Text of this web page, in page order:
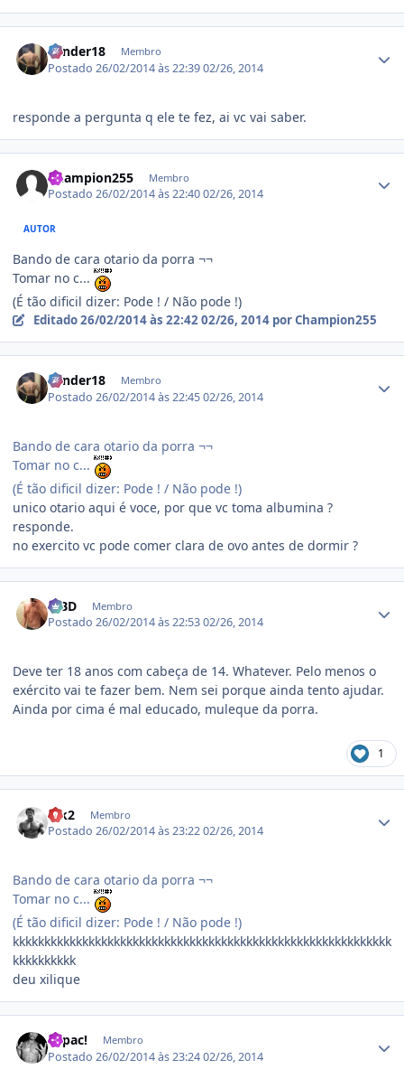
Lander18 Membro
Postado26/02/2014 às 22:3902/26, 2014
responde a pergunta q ele te fez, ai vc vai saber.
Champion255 Membro
Postado26/02/2014 às 22:4002/26, 2014
AUTOR
Bando de cara otario da porra ¬¬
Tomar no c...
(É tão dificil dizer: Pode ! / Não pode !)
Editado26/02/2014 às 22:4202/26, 2014 por Champion255
Lander18 Membro
Postado26/02/2014 às 22:4502/26, 2014
Bando de cara otario da porra ¬¬
Tomar no c...
(É tão dificil dizer: Pode ! / Não pode !)
unico otario aqui é voce, por que vc toma albumina ?
responde.
no exercito vc pode comer clara de ovo antes de dormir ?
MBD Membro
Postado26/02/2014 às 22:5302/26, 2014
Deve ter 18 anos com cabeça de 14. Whatever. Pelo menos o
exército vai te fazer bem. Nem sei porque ainda tento ajudar.
Ainda por cima é mal educado, muleque da porra.
1
luk2 Membro
Postado26/02/2014 às 23:2202/26, 2014
Bando de cara otario da porra ¬¬
Tomar no c...
(É tão dificil dizer: Pode ! / Não pode !)
kkkkkkkkkkkkkkkkkkkkkkkkkkkkkkkkkkkkkkkkkkkkkkkkkkkkkkkkkkkk
kkkkkkkkkk
deu xilique
Tupac! Membro
Postado26/02/2014 às 23:2402/26, 2014